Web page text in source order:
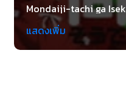
Mondaiji-tachi ga
2013 หนุ่มน้อยที่มีพลังพิ
โลกเดี๋ยวนี้น่ารำคาญสำ
จดหมายที่นำพาเขามายั
แสดงเพิ่ม